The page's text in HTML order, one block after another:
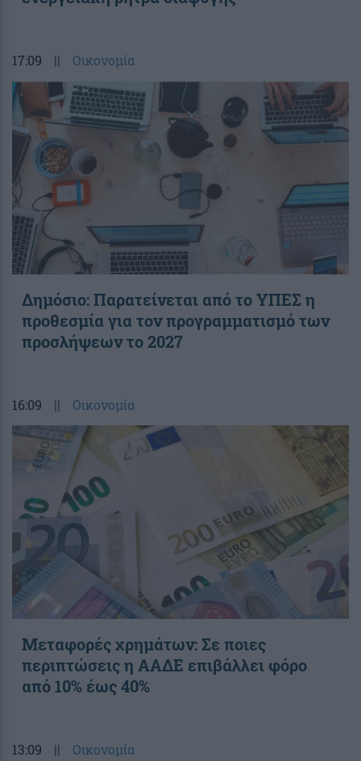
17:09 || Οικονομία
Δημόσιο: Παρατείνεται από το ΥΠΕΣ η
προθεσμία για τον προγραμματισμό των
προσλήψεων το 2027
16:09 || Οικονομία
Μεταφορές χρημάτων: Σε ποιες
περιπτώσεις η ΑΑΔΕ επιβάλλει φόρο
από 10% έως 40%
13:09 || Οικονομία